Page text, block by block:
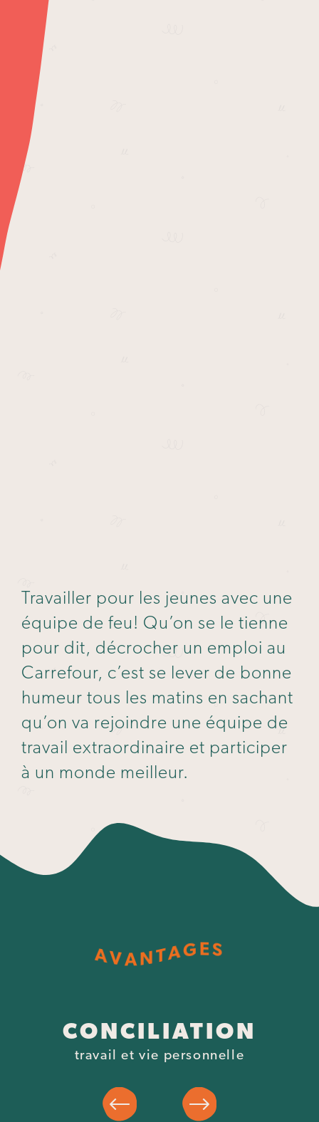
Travailler pour les jeunes avec une
équipe de feu! Qu’on se le tienne
pour dit, décrocher un emploi au
Carrefour, c’est se lever de bonne
humeur tous les matins en sachant
qu’on va rejoindre une équipe de
travail extraordinaire et participer
à un monde meilleur.
AVANTAG ES
CONCILIATION
travail et vie personnelle